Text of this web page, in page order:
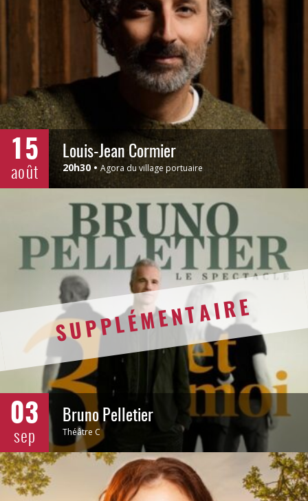
15
août
Louis-Jean Cormier
20h30 Agora du village portuaire
SUPPLÉMENTAIRE
03
sep
Bruno Pelletier
Théâtre C